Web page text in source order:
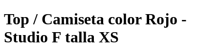
Top / Camiseta color Rojo -
Studio F talla XS